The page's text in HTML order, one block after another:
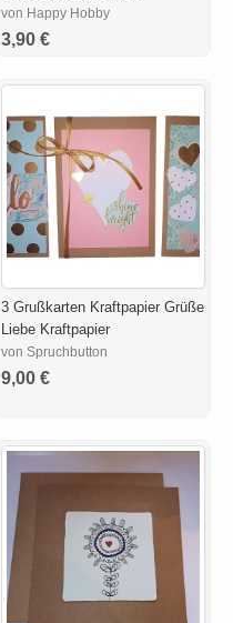
von Happy Hobby
3,90 €
3 Grußkarten Kraftpapier Grüße
Liebe Kraftpapier
von Spruchbutton
9,00 €